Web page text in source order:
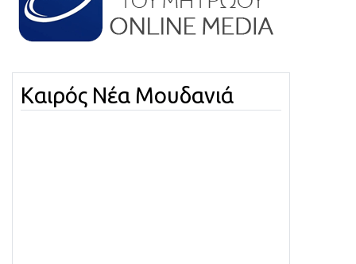
Καιρός Νέα Μουδανιά